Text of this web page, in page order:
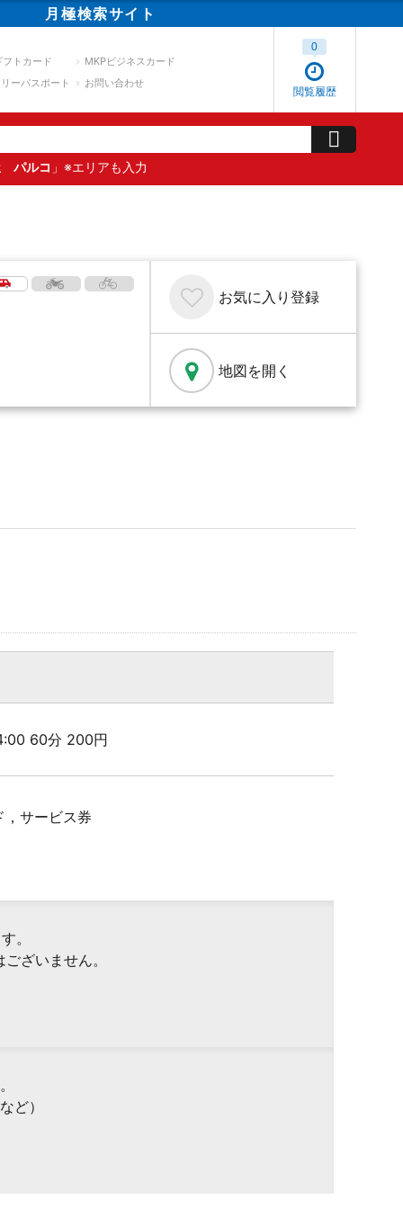
月極検索サイト
フトカード
MKPビジネスカード
ーパスポート
お問い合わせ
閲覧履歴
0
パルコ 」※エリアも入力
お気に入り 登録
地図を開く
60分 200円
サービス券
。
ざいません。
ど）